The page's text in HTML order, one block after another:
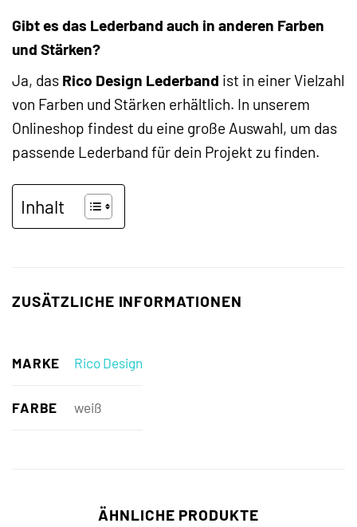
Gibt es das Lederband auch in anderen Farben
und Stärken?
Ja, das Rico Design Lederband ist in einer Vielzahl
von Farben und Stärken erhältlich. In unserem
Onlineshop findest du eine große Auswahl, um das
passende Lederband für dein Projekt zu finden.
Inhalt
ZUSÄTZLICHE INFORMATIONEN
MARKE Rico Design
FARBE weiß
ÄHNLICHE PRODUKTE